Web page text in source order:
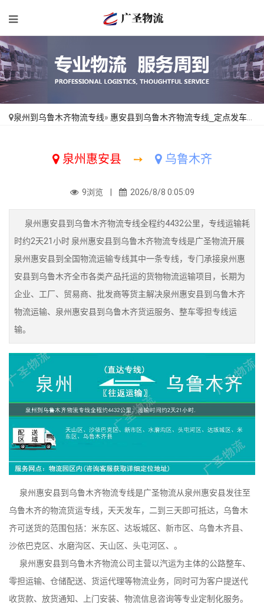
泉州到乌鲁木齐物流专线» 惠安县到乌鲁木齐物流专线_定点发车「合理收费」
泉州惠安县 ➙ 乌鲁木齐
9浏览 | 2026/8/8 0:05:09
泉州惠安县到乌鲁木齐物流专线全程约4432公里，专线运输耗
时约2天21小时 泉州惠安县到乌鲁木齐物流专线是广圣物流开展
泉州惠安县到全国物流运输专线其中一条专线，专门承接泉州惠
安县到乌鲁木齐全市各类产品托运的货物物流运输项目，长期为
企业、工厂、贸易商、批发商等货主解决泉州惠安县到乌鲁木齐
物流运输、泉州惠安县到乌鲁木齐货运服务、整车零担专线运
输。
泉州惠安县到乌鲁木齐物流专线是广圣物流从泉州惠安县发往至
乌鲁木齐的物流货运专线，天天发车，二到三天即可抵达，乌鲁木
齐可送货的范围包括：米东区、达坂城区、新市区、乌鲁木齐县、
沙依巴克区、水磨沟区、天山区、头屯河区、。
泉州惠安县到乌鲁木齐物流公司主营以汽运为主体的公路整车、
零担运输、仓储配送、货运代理等物流业务，同时可为客户提送代
收货款、放货通知、上门安装、物流信息咨询等专业定制化服务。